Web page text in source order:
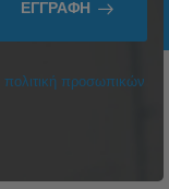
ΕΓΓΡΑΦΉ
πολιτική προσωπικών